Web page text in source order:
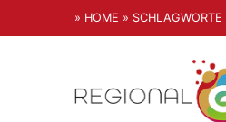
» HOME » SCHLAGWORTE